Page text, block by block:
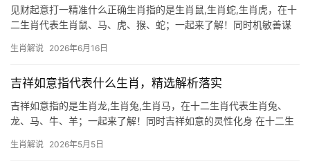
见财起意打一精准什么正确生肖指的是生肖鼠,生肖蛇,生肖虎，在十
二生肖代表生肖鼠、马、虎、猴、蛇；一起来了解！同时机敏善谋
称，其“见财起意”的特性极为鲜明，2026年对属鼠人而言是吉凶交
生肖解说 2026年6月16日
吉祥如意指代表什么生肖，精选解析落实
吉祥如意指的是生肖龙,生肖兔,生肖马，在十二生肖代表生肖兔、
龙、马、牛、羊；一起来了解！同时吉祥如意的灵性化身 在十二生
传统文化中“以柔克刚”的智慧，古人云：“兔跃三窟，福泽绵长”，寓
生肖解说 2026年5月5日